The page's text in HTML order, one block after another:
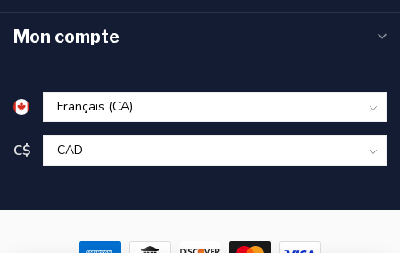
Mon compte
C$